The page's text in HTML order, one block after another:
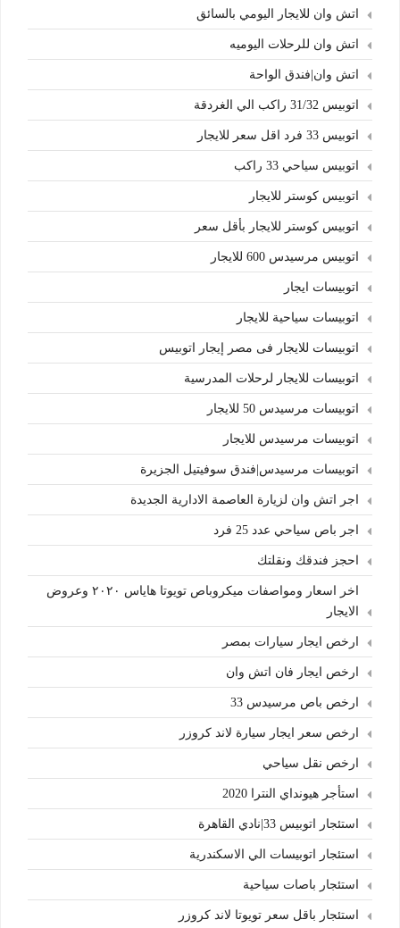
اتش وان للايجار اليومي بالسائق
اتش وان للرحلات اليوميه
اتش وان|فندق الواحة
اتوبيس 31/32 راكب الي الغردقة
اتوبيس 33 فرد اقل سعر للايجار
اتوبيس سياحي 33 راكب
اتوبيس كوستر للايجار
اتوبيس كوستر للايجار بأقل سعر
اتوبيس مرسيدس 600 للايجار
اتوبيسات ايجار
اتوبيسات سياحية للايجار
اتوبيسات للايجار فى مصر إيجار اتوبيس
اتوبيسات للايجار لرحلات المدرسية
اتوبيسات مرسيدس 50 للايجار
اتوبيسات مرسيدس للايجار
اتوبيسات مرسيدس|فندق سوفيتيل الجزيرة
اجر اتش وان لزيارة العاصمة الادارية الجديدة
اجر باص سياحي عدد 25 فرد
احجز فندقك ونقلتك
اخر اسعار ومواصفات ميكروباص تويوتا هاياس ٢٠٢٠ وعروض
الايجار
ارخص ايجار سيارات بمصر
ارخص ايجار فان اتش وان
ارخص باص مرسيدس 33
ارخص سعر ايجار سيارة لاند كروزر
ارخص نقل سياحي
استأجر هيونداي النترا 2020
استئجار اتوبيس 33|نادي القاهرة
استئجار اتوبيسات الي الاسكندرية
استئجار باصات سياحية
استئجار باقل سعر تويوتا لاند كروزر